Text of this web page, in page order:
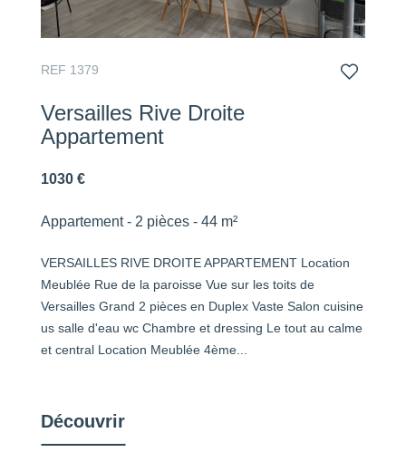
REF 1379
Versailles Rive Droite
Appartement
1030 €
Appartement - 2 pièces - 44 m²
VERSAILLES RIVE DROITE APPARTEMENT Location
Meublée Rue de la paroisse Vue sur les toits de
Versailles Grand 2 pièces en Duplex Vaste Salon cuisine
us salle d'eau wc Chambre et dressing Le tout au calme
et central Location Meublée 4ème...
Découvrir